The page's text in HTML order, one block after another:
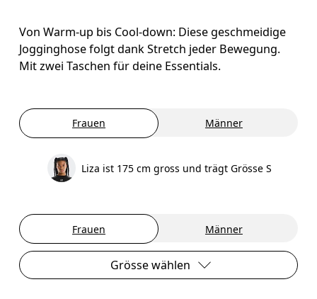
Von Warm-up bis Cool-down: Diese geschmeidige
Jogginghose folgt dank Stretch jeder Bewegung.
Mit zwei Taschen für deine Essentials.
Frauen Männer
Liza ist 175 cm gross und trägt Grösse S
Frauen Männer
Grösse wählen